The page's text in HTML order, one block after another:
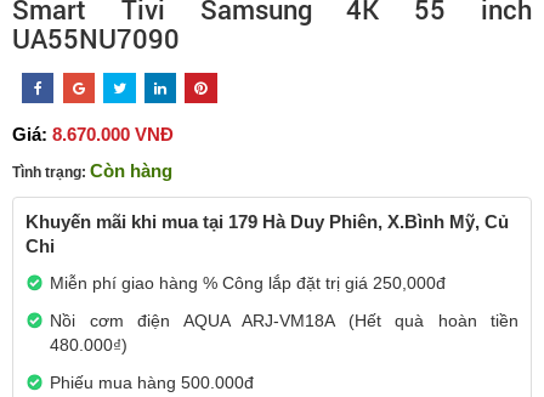
Smart Tivi Samsung 4K 55 inch
UA55NU7090
Giá: 8.670.000 VNĐ
Tình trạng: Còn hàng
Khuyến mãi khi mua tại 179 Hà Duy Phiên, X.Bình Mỹ, Củ
Chi
Miễn phí giao hàng % Công lắp đặt trị giá 250,000đ
Nồi cơm điện AQUA ARJ-VM18A (Hết quà hoàn tiền
480.000₫)
Phiếu mua hàng 500.000đ